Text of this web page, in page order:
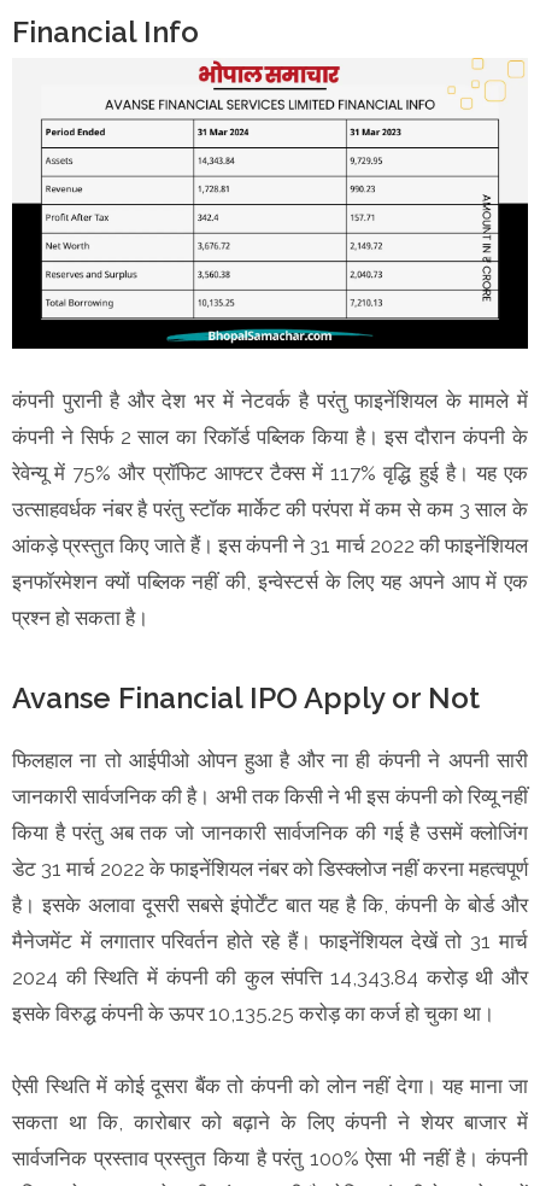
Financial Info
कंपनी पुरानी है और देश भर में नेटवर्क है परंतु फाइनेंशियल के मामले में
कंपनी ने सिर्फ 2 साल का रिकॉर्ड पब्लिक किया है। इस दौरान कंपनी के
रेवेन्यू में 75% और प्रॉफिट आफ्टर टैक्स में 117% वृद्धि हुई है। यह एक
उत्साहवर्धक नंबर है परंतु स्टॉक मार्केट की परंपरा में कम से कम 3 साल के
आंकड़े प्रस्तुत किए जाते हैं। इस कंपनी ने 31 मार्च 2022 की फाइनेंशियल
इनफॉरमेशन क्यों पब्लिक नहीं की, इन्वेस्टर्स के लिए यह अपने आप में एक
प्रश्न हो सकता है।
Avanse Financial IPO Apply or Not
फिलहाल ना तो आईपीओ ओपन हुआ है और ना ही कंपनी ने अपनी सारी
जानकारी सार्वजनिक की है। अभी तक किसी ने भी इस कंपनी को रिव्यू नहीं
किया है परंतु अब तक जो जानकारी सार्वजनिक की गई है उसमें क्लोजिंग
डेट 31 मार्च 2022 के फाइनेंशियल नंबर को डिस्क्लोज नहीं करना महत्वपूर्ण
है। इसके अलावा दूसरी सबसे इंपोर्टेंट बात यह है कि, कंपनी के बोर्ड और
मैनेजमेंट में लगातार परिवर्तन होते रहे हैं। फाइनेंशियल देखें तो 31 मार्च
2024 की स्थिति में कंपनी की कुल संपत्ति 14,343.84 करोड़ थी और
इसके विरुद्ध कंपनी के ऊपर 10,135.25 करोड़ का कर्ज हो चुका था।
ऐसी स्थिति में कोई दूसरा बैंक तो कंपनी को लोन नहीं देगा। यह माना जा
सकता था कि, कारोबार को बढ़ाने के लिए कंपनी ने शेयर बाजार में
सार्वजनिक प्रस्ताव प्रस्तुत किया है परंतु 100% ऐसा भी नहीं है। कंपनी